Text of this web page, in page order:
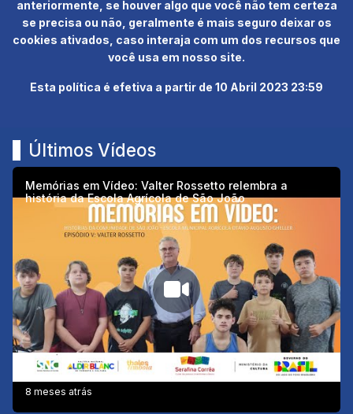
anteriormente, se houver algo que você não tem certeza
se precisa ou não, geralmente é mais seguro deixar os
cookies ativados, caso interaja com um dos recursos que
você usa em nosso site.
Esta política é efetiva a partir de 10 Abril 2023 23:59
Últimos Vídeos
Memórias em Vídeo: Valter Rossetto relembra a
história da Escola Agrícola de São João
8 meses atrás